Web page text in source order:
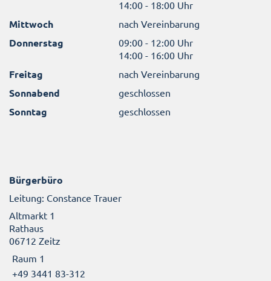
14:00 - 18:00 Uhr
Mittwoch nach Vereinbarung
Donnerstag
09:00 - 12:00 Uhr
14:00 - 16:00 Uhr
Freitag nach Vereinbarung
Sonnabend geschlossen
Sonntag geschlossen
Bürgerbüro
Leitung: Constance Trauer
Altmarkt 1
Rathaus
06712 Zeitz
Raum 1
+49 3441 83-312